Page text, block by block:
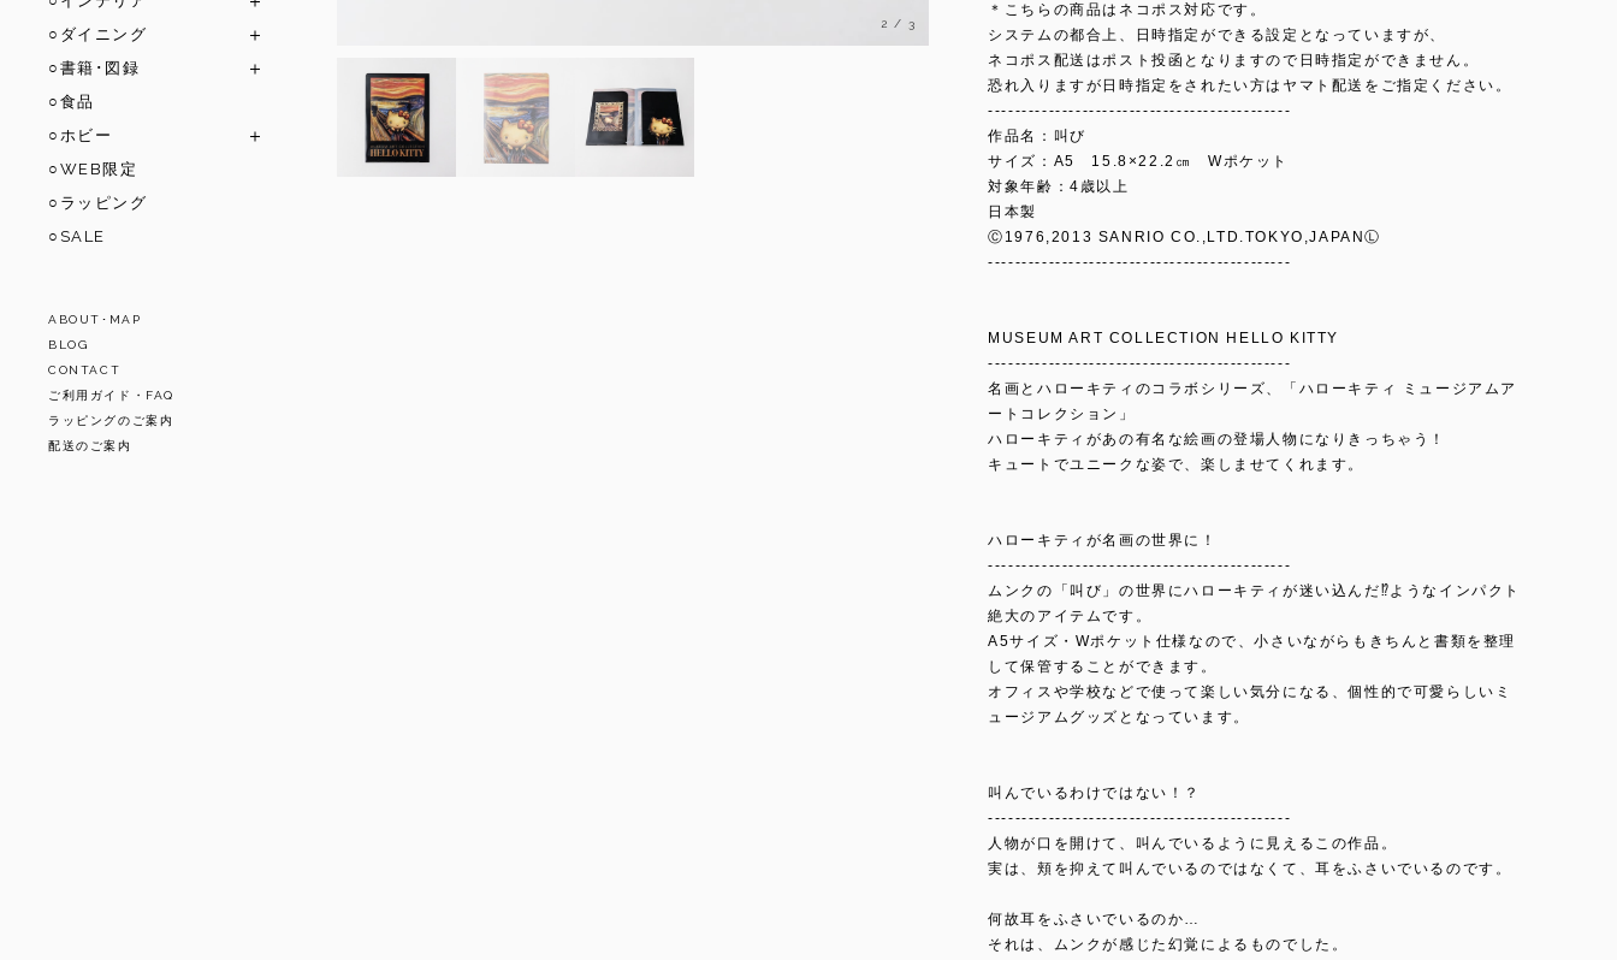
○ダイニング
○書籍･図録
○食品
○ホビー
○WEB限定
○ラッピング
○SALE
ABOUT･MAP
BLOG
CONTACT
ご利用ガイド・FAQ
ラッピングのご案内
配送のご案内
2 /3
＊こちらの商品はネコポス対応です。
システムの都合上、日時指定ができる設定となっていますが、
ネコポス配送はポスト投函となりますので日時指定ができません。
恐れ入りますが日時指定をされたい方はヤマト配送をご指定ください。
---------------------------------------------
作品名：叫び
サイズ：A5 15.8×22.2㎝ Wポケット
対象年齢：4歳以上
日本製
Ⓒ1976,2013 SANRIO CO.,LTD.TOKYO,JAPANⓁ
---------------------------------------------
MUSEUM ART COLLECTION HELLO KITTY
---------------------------------------------
名画とハローキティのコラボシリーズ、「ハローキティ ミュージアムア
ートコレクション」
ハローキティがあの有名な絵画の登場人物になりきっちゃう！
キュートでユニークな姿で、楽しませてくれます。
ハローキティが名画の世界に！
---------------------------------------------
ムンクの「叫び」の世界にハローキティが迷い込んだ⁉ようなインパクト
絶大のアイテムです。
A5サイズ・Wポケット仕様なので、小さいながらもきちんと書類を整理
して保管することができます。
オフィスや学校などで使って楽しい気分になる、個性的で可愛らしいミ
ュージアムグッズとなっています。
叫んでいるわけではない！？
---------------------------------------------
人物が口を開けて、叫んでいるように見えるこの作品。
実は、頬を抑えて叫んでいるのではなくて、耳をふさいでいるのです。
何故耳をふさいでいるのか…
それは、ムンクが感じた幻覚によるものでした。